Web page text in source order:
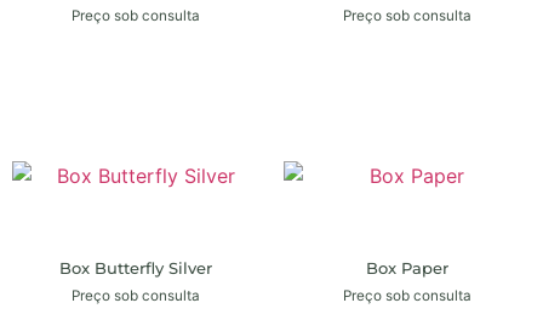
Preço sob consulta Preço sob consulta
Box Butterfly Silver
Preço sob consulta
Box Paper
Preço sob consulta